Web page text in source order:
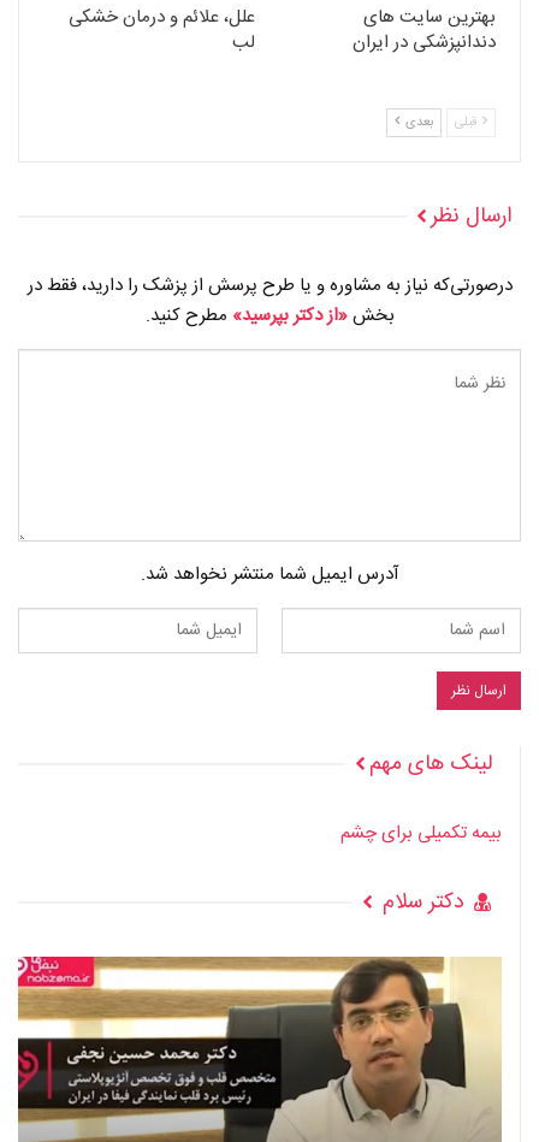
بهترین سایت های
دندانپزشکی در ایران
علل، علائم و درمان خشکی
لب
قبلی بعدی
ارسال نظر
درصورتی‌که نیاز به مشاوره و یا طرح پرسش از پزشک را دارید، فقط در
بخش«از دکتر بپرسید» مطرح کنید.
آدرس ایمیل شما منتشر نخواهد شد.
لینک های مهم
بیمه تکمیلی برای چشم
دکتر سلام